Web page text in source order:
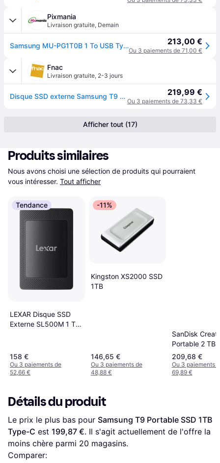
Pixmania
Livraison gratuite, Demain
Samsung MU-PG1T0B 1 To USB Type-C USB 3.2 Gen 2x2 Noir - Neuf 213,00 €
Ou 3 paiements de 71,00 €
Fnac
Livraison gratuite, 2-3 jours
Disque SSD externe Samsung T9 1 To Noir 219,99 €
Ou 3 paiements de 73,33 €
Afficher tout (17)
Produits similaires
Nous avons choisi une sélection de produits qui pourraient
vous intéresser. Tout afficher
Tendance
LEXAR Disque SSD
Externe SL500M 1 To
158 €
Ou 3 paiements de
52,66 €
-11%
Kingston XS2000 SSD
1TB
146,65 €
Ou 3 paiements de
48,88 €
SanDisk
Portable 2 TB
209,68 €
Ou 3 paiements
69,89 €
Détails du produit
Le prix le plus bas pour Samsung T9 Portable SSD 1TB
Type-C est 199,87 €. Il s'agit actuellement de l'offre la
moins chère parmi 20 magasins.
Comparer: